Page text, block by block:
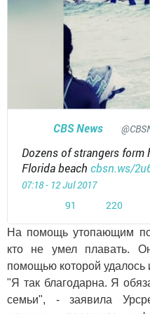
CBS News ✔
Dozens of strangers form
Florida beach http://
cbsn.ws/
07:18 - 12 Jul 2017
91
Ретвит
220
На помощь утопающим
кто не умел плавать.
помощью которой удалось
"Я так благодарна. Я
семьи", - заявила